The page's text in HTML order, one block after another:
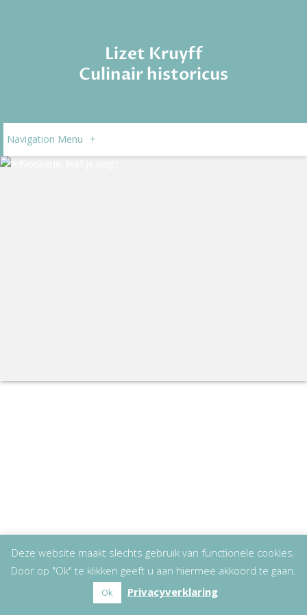
Lizet Kruyff
Culinair historicus
Navigation Menu +
Deze website maakt slechts gebruik van functionele cookies.
Door op "Ok" te klikken geeft u aan hiermee akkoord te gaan.
Ok Privacyverklaring